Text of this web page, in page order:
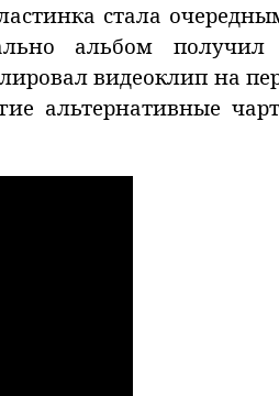
стала
альбом получил
видеоклип на
альтернативные